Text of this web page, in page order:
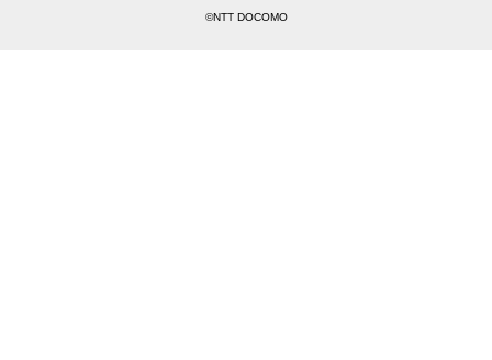
©NTT DOCOMO